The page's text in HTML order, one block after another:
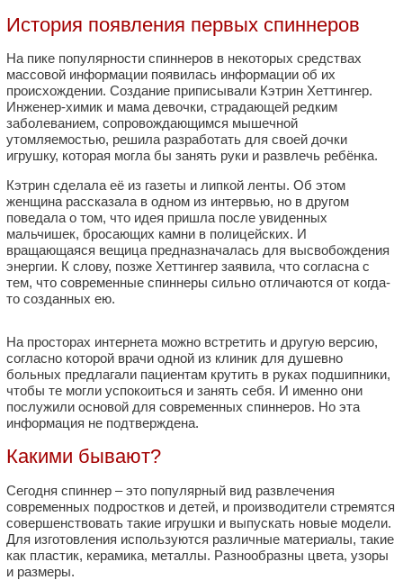
История появления первых спиннеров
На пике популярности спиннеров в некоторых средствах
массовой информации появилась информации об их
происхождении. Создание приписывали Кэтрин Хеттингер.
Инженер-химик и мама девочки, страдающей редким
заболеванием, сопровождающимся мышечной
утомляемостью, решила разработать для своей дочки
игрушку, которая могла бы занять руки и развлечь ребёнка.
Кэтрин сделала её из газеты и липкой ленты. Об этом
женщина рассказала в одном из интервью, но в другом
поведала о том, что идея пришла после увиденных
мальчишек, бросающих камни в полицейских. И
вращающаяся вещица предназначалась для высвобождения
энергии. К слову, позже Хеттингер заявила, что согласна с
тем, что современные спиннеры сильно отличаются от когда-
то созданных ею.
На просторах интернета можно встретить и другую версию,
согласно которой врачи одной из клиник для душевно
больных предлагали пациентам крутить в руках подшипники,
чтобы те могли успокоиться и занять себя. И именно они
послужили основой для современных спиннеров. Но эта
информация не подтверждена.
Какими бывают?
Сегодня спиннер – это популярный вид развлечения
современных подростков и детей, и производители стремятся
совершенствовать такие игрушки и выпускать новые модели.
Для изготовления используются различные материалы, такие
как пластик, керамика, металлы. Разнообразны цвета, узоры
и размеры.